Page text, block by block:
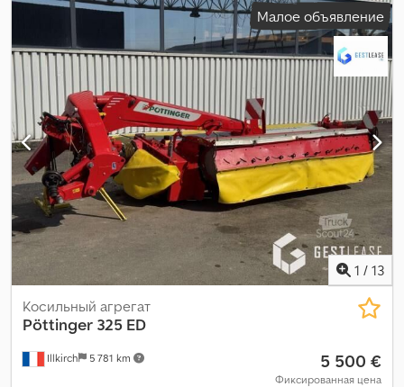
Малое объявление
1 / 13
Illkirch 5 781 km
Косильный агрегат
Pöttinger 325 ED
5 500 €
Фиксированная цена